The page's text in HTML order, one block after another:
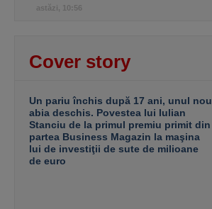
astăzi, 10:56
Cover story
Un pariu închis după 17 ani, unul nou
abia deschis. Povestea lui Iulian
Stanciu de la primul premiu primit din
partea Business Magazin la maşina
lui de investiţii de sute de milioane
de euro